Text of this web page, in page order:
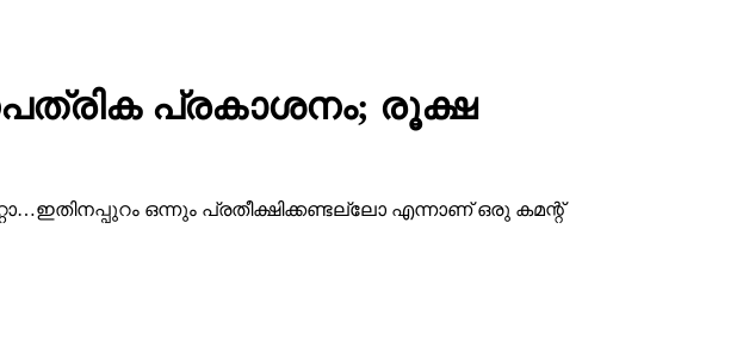
പ്രകാശനം; രൂക്ഷ
ഒന്നും പ്രതീക്ഷിക്കണ്ടല്ലോ എന്നാണ് ഒരു കമന്റ്